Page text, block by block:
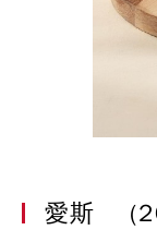
愛斯